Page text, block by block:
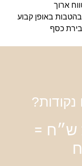
ארוך
באופן קבוע
כסף
נקודות?
קנייה בסכום של 200 ש״ח =